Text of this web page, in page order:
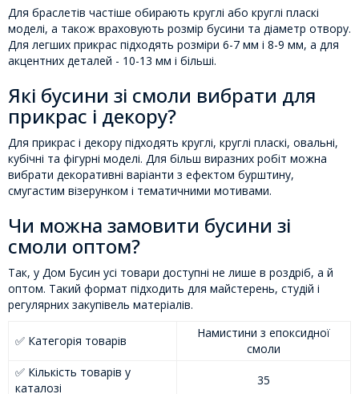
Для браслетів частіше обирають круглі або круглі пласкі
моделі, а також враховують розмір бусини та діаметр отвору.
Для легших прикрас підходять розміри 6-7 мм і 8-9 мм, а для
акцентних деталей - 10-13 мм і більші.
Які бусини зі смоли вибрати для
прикрас і декору?
Для прикрас і декору підходять круглі, круглі пласкі, овальні,
кубічні та фігурні моделі. Для більш виразних робіт можна
вибрати декоративні варіанти з ефектом бурштину,
смугастим візерунком і тематичними мотивами.
Чи можна замовити бусини зі
смоли оптом?
Так, у Дом Бусин усі товари доступні не лише в роздріб, а й
оптом. Такий формат підходить для майстерень, студій і
регулярних закупівель матеріалів.
✅ Категорія товарів
Намистини з епоксидної
смоли
✅ Кількість товарів у
каталозі
35